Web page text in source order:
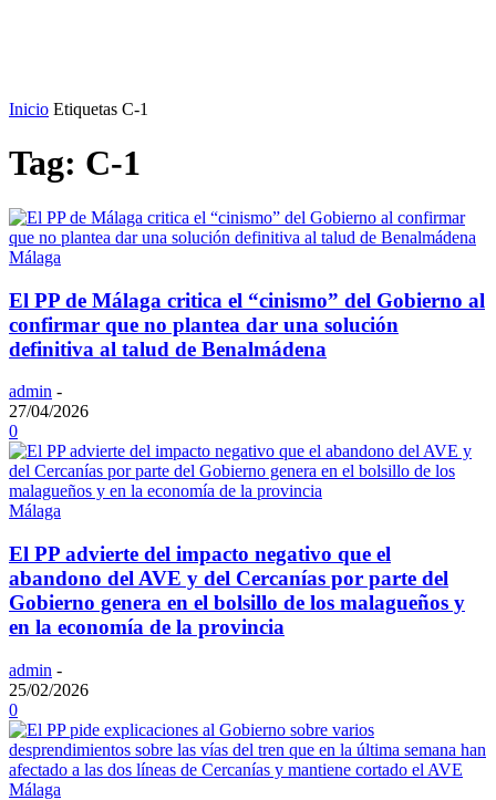
Inicio Etiquetas C-1
Tag: C-1
Málaga
El PP de Málaga critica el “cinismo” del Gobierno al
confirmar que no plantea dar una solución
definitiva al talud de Benalmádena
admin -
27/04/2026
0
Málaga
El PP advierte del impacto negativo que el
abandono del AVE y del Cercanías por parte del
Gobierno genera en el bolsillo de los malagueños y
en la economía de la provincia
admin -
25/02/2026
0
Málaga